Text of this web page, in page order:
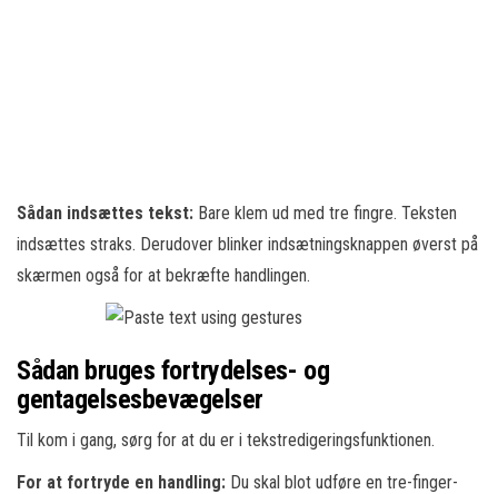
Sådan indsættes tekst: Bare klem ud med tre fingre. Teksten
indsættes straks. Derudover blinker indsætningsknappen øverst på
skærmen også for at bekræfte handlingen.
Sådan bruges fortrydelses- og
gentagelsesbevægelser
Til kom i gang, sørg for at du er i tekstredigeringsfunktionen.
For at fortryde en handling: Du skal blot udføre en tre-finger-